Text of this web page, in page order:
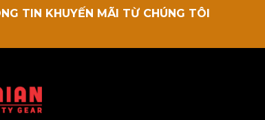
TIN KHUYẾN MÃI TỪ CHÚNG TÔI